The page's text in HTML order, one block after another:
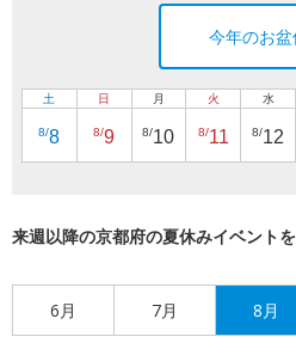
今年のお
土
8/8
日
8/9
月
8/10
火
8/11
水
8/12
来週以降の京都府の夏休みイベント
6月 7月 8月